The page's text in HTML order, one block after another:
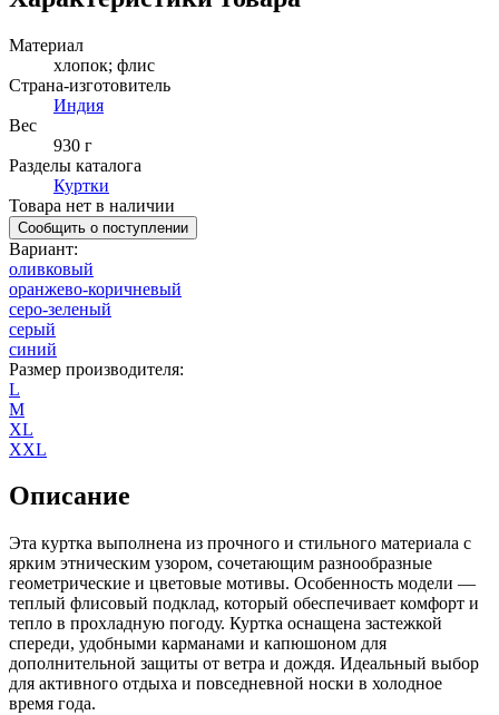
Материал
хлопок; флис
Страна-изготовитель
Индия
Вес
930 г
Разделы каталога
Куртки
Товара нет в наличии
Сообщить о поступлении
Вариант:
оливковый
оранжево-коричневый
серо-зеленый
серый
синий
Размер производителя:
L
M
XL
XXL
Описание
Эта куртка выполнена из прочного и стильного материала с
ярким этническим узором, сочетающим разнообразные
геометрические и цветовые мотивы. Особенность модели —
теплый флисовый подклад, который обеспечивает комфорт и
тепло в прохладную погоду. Куртка оснащена застежкой
спереди, удобными карманами и капюшоном для
дополнительной защиты от ветра и дождя. Идеальный выбор
для активного отдыха и повседневной носки в холодное
время года.